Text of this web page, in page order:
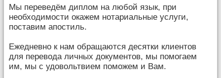
Мы переведём диплом на любой язык, при
необходимости окажем нотариальные услуги,
поставим апостиль.
Ежедневно к нам обращаются десятки клиентов
для перевода личных документов, мы помогаем
им, мы с удовольтвием поможем и Вам.